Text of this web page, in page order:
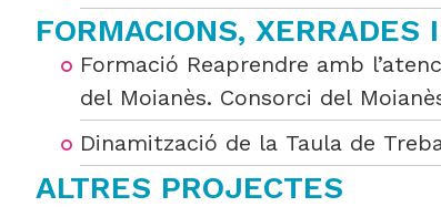
FORMACIONS, XERRADES
Formació Reaprendre amb
del Moianès. Consorci del
Dinamització de la Taula de
ALTRES PROJECTES